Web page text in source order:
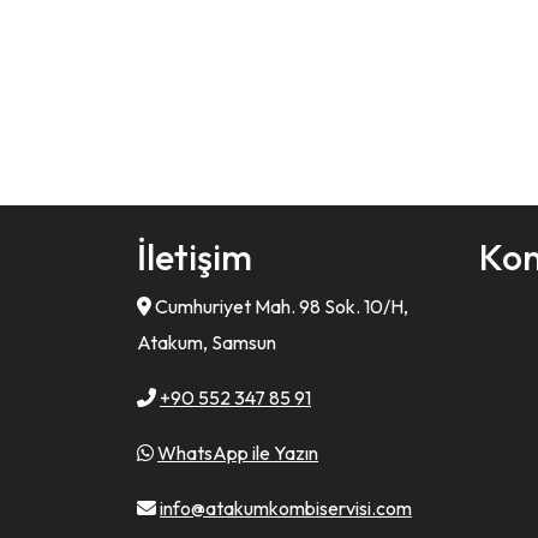
İletişim
Cumhuriyet Mah. 98 Sok. 10/H,
Atakum, Samsun
+90 552 347 85 91
WhatsApp ile Yazın
info@atakumkombiservisi.com